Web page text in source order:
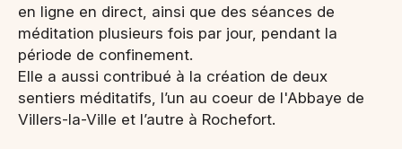
en ligne en direct, ainsi que des séances de
méditation plusieurs fois par jour, pendant la
période de confinement.
Elle a aussi contribué à la création de deux
sentiers méditatifs, l’un au coeur de l'Abbaye de
Villers-la-Ville et l’autre à Rochefort.